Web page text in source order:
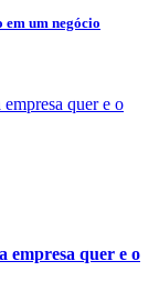
em um negócio
empresa quer e o